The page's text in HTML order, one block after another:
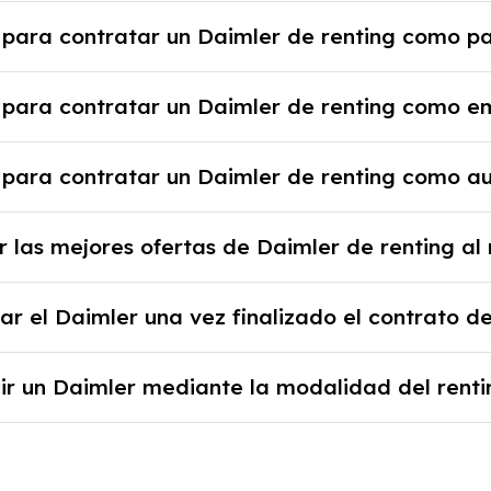
revisar las condiciones del contrato y hablar
para contratar un Daimler de renting como
para contratar un Daimler de renting como
y un pago inicial.
para contratar un Daimler de renting como
y un pago inicial.
las mejores ofertas de Daimler de renting al
sin pagar entradas.
el Daimler una vez finalizado el contrato
años, la cantidad de kilómetros recorridos y el
un Daimler mediante la modalidad del